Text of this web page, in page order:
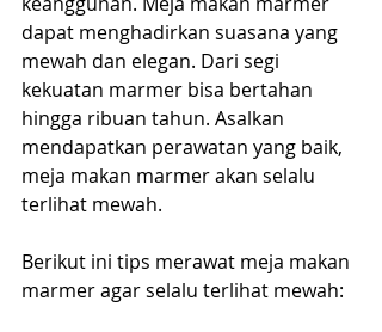
dapat menghadirkan suasana yang
mewah dan elegan. Dari segi
kekuatan marmer bisa bertahan
hingga ribuan tahun. Asalkan
mendapatkan perawatan yang baik,
meja makan marmer akan selalu
terlihat mewah.
Berikut ini tips merawat meja makan
marmer agar selalu terlihat mewah: